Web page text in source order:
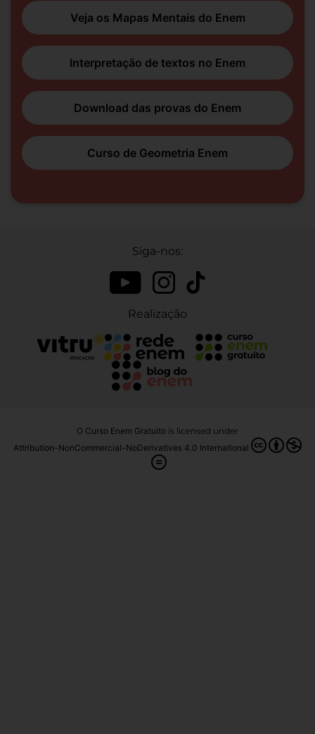
Veja os Mapas Mentais do Enem
Interpretação de textos no Enem
Download das provas do Enem
Curso de Geometria Enem
Siga-nos:
Realização
O Curso Enem Gratuito is licensed under
Attribution-NonCommercial-NoDerivatives 4.0 International